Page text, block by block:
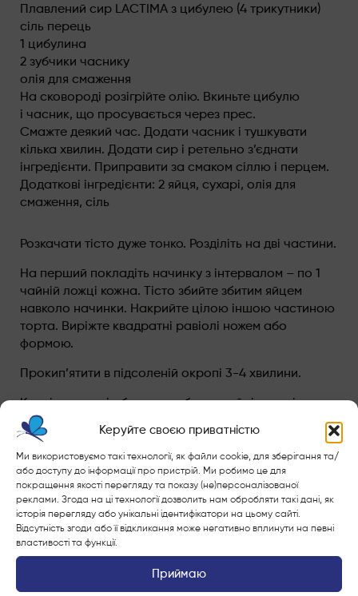
Керуйте своєю приватністю
Ми використовуємо такі технології, як файли cookie, для зберігання та/
або доступу до інформації про пристрій. Ми робимо це для
покращення якості перегляду та показу (не)персоналізованої
реклами. Згода на ці технології дозволить нам обробляти такі дані, як
історія перегляду або унікальні ідентифікатори на цьому сайті.
Відсутність згоди або її відкликання може негативно вплинути на певні
властивості та функції.
Приймаю
Плавлений сир LACTIMA з цибулею (4 трикутники)
сіль перець
1 цибулина
2 зубчики часнику
олія для смаження
На сковороді розігрійте олію. Вкиньте цибулю
і часник, що просувається через прес.
Смажте деякий час. Додати часник і тушкувати
кілька хвилин. Додати сир і ретельно з’єднати
інгредієнти. Приправити за смаком сіллю і перцем.
Додаткові інгредієнти: 2 яйця, сухарі, олія для
смаження, сіль
Розкачати тісто дуже тонко. Розділіть на дві частини.
На перший покладіть начинку з інтервалом – по 1
чайній ложці кожна. Тісто збийте збитим яйцем
навколо начинки. Накрийте цілою іншою частиною
торта. Виріжте квадратні равіолі ножем або
формою.
Прокип’ятити в підсоленій окропі 3-4 хвилини.
Кожні пельмені обмажте в збитому яйці, а потім
у панірувальних сухарях. Обсмажте в гарячій олії
з двох сторін до золотисто-коричневого кольору.
Смачного!
Познайомтеся з іншими
натхненнями